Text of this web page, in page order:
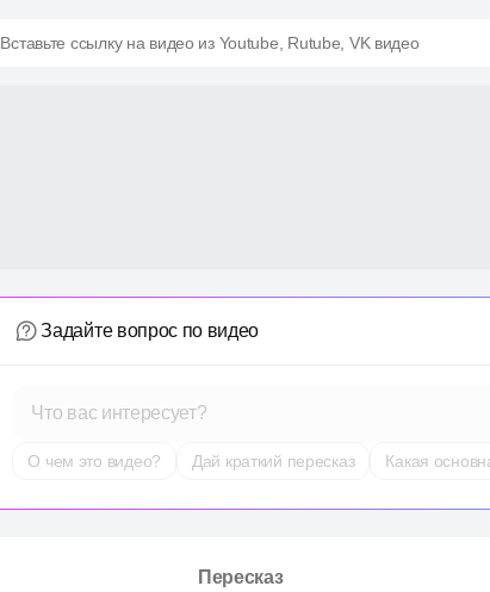
Вставьте ссылку на видео из Youtube, Rutube, VK видео
Задайте вопрос по видео
Что вас интересует?
О чем это видео? Дай краткий пересказ Какая
Пересказ